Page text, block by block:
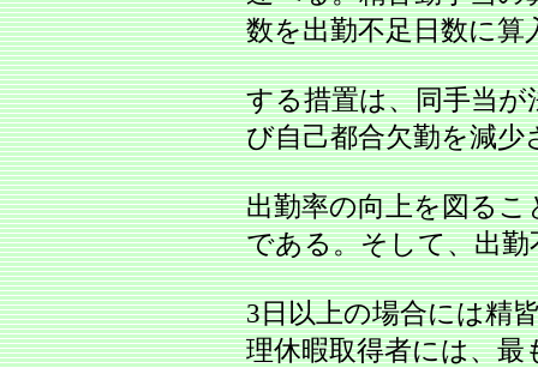
数を出勤不足日数に算
する措置は、同手当
び自己都合欠勤を減少
出勤率の向上を図る
である。そして、出勤
3日以上の場合には精
理休暇取得者には、最